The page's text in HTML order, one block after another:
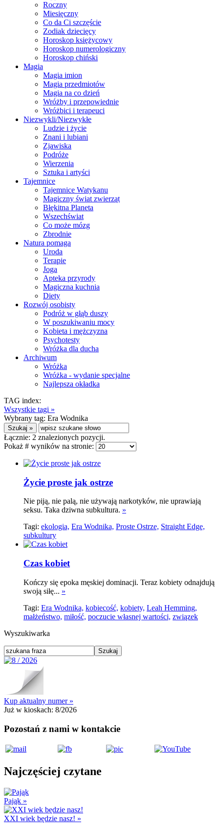
Roczny
Miesięczny
Co da Ci szczęście
Zodiak dziecięcy
Horoskop księżycowy
Horoskop numerologiczny
Horoskop chiński
Magia
Magia imion
Magia przedmiotów
Magia na co dzień
Wróżby i przepowiednie
Wróżbici i terapeuci
Niezwykli/Niezwykłe
Ludzie i życie
Znani i lubiani
Zjawiska
Podróże
Wierzenia
Sztuka i artyści
Tajemnice
Tajemnice Watykanu
Magiczny świat zwierząt
Błękitna Planeta
Wszechświat
Co może mózg
Zbrodnie
Natura pomaga
Uroda
Terapie
Joga
Apteka przyrody
Magiczna kuchnia
Diety
Rozwój osobisty
Podróż w głąb duszy
W poszukiwaniu mocy
Kobieta i mężczyzna
Psychotesty
Wróżka dla ducha
Archiwum
Wróżka
Wróżka - wydanie specjalne
Najlepsza okładka
TAG index:
Wszystkie tagi »
Wybrany tag: Era Wodnika
Łącznie: 2 znalezionych pozycji.
Pokaż # wyników na stronie:
Życie proste jak ostrze
Nie piją, nie palą, nie używają narkotyków, nie uprawiają
seksu. Taka dziwna subkultura. »
Tagi: ekologia, Era Wodnika, Proste Ostrze, Straight Edge,
subkultury
Czas kobiet
Kończy się epoka męskiej dominacji. Teraz kobiety odnajdują
swoją siłę... »
Tagi: Era Wodnika, kobiecość, kobiety, Leah Hemming,
małżeństwo, miłość, poczucie własnej wartości, związek
Wyszukiwarka
Kup aktualny numer »
Już w kioskach: 8/2026
Pozostań z nami w kontakcie
Najczęściej czytane
Pająk »
XXI wiek będzie nasz! »